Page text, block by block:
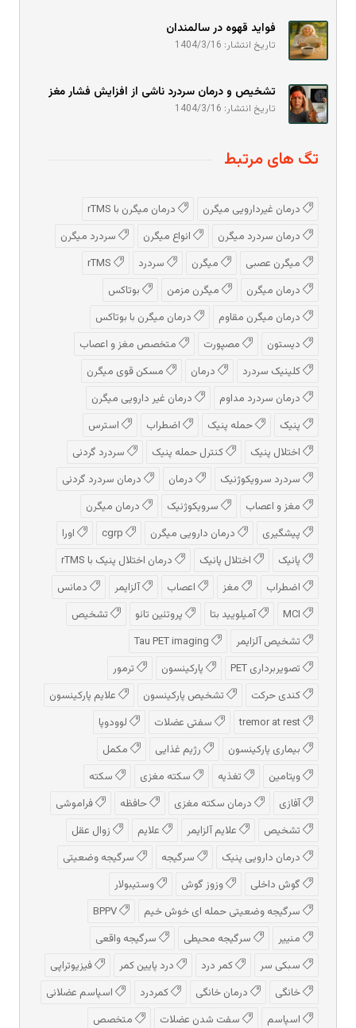
فواید قهوه در سالمندان
تاریخ انتشار: 1404/3/16
تشخیص و درمان سردرد ناشی از افزایش فشار مغز
تاریخ انتشار: 1404/3/16
تگ های مرتبط
درمان غیردارویی میگرن
درمان میگرن با rTMS
درمان سردرد میگرن
انواع میگرن
سردرد میگرن
میگرن عصبی
میگرن سردرد
درمان میگرن
میگرن مزمن
بوتاکس
درمان میگرن مقاوم
درمان میگرن با بوتاکس
دیستون
مصپورت
متخصص مغز و اعصاب
کلینیک سردرد
درمان
مسکن قوی میگرن
درمان سردرد مداوم
درمان غیر دارویی میگرن
پنیک
حمله پنیک اضطراب
استرس
اختلال پنیک
کنترل حمله پنیک
سردرد گردنی
سردرد سرویکوژنیک
درمان
درمان سردرد گردنی
مغز و اعصاب
سرویکوژنیک
درمان میگرن
پیشگیری
درمان دارویی میگرن
اورا
پانیک
اختلال پانیک
درمان اختلال پنیک با rTMS
اضطراب
مغز اعصاب آلزایمر
دمانس
آمیلویید بتا پروتئین تائو
تشخیص
تشخیص آلزایمر
تصویربرداری PET
پارکینسون
ترمور
کندی حرکت
تشخیص پارکینسون
علایم پارکینسون
سفتی عضلات
لوودوپا
بیماری پارکینسون
رژیم غذایی
مکمل
ویتامین
تغذیه سکته مغزی
سکته
آفازی
درمان سکته مغزی حافظه
فراموشی
تشخیص
علایم آلزایمر علایم
زوال عقل
درمان دارویی پنیک
سرگیجه
سرگیجه وضعیتی
گوش داخلی
وزوز گوش
وستیبولار
سرگیجه وضعیتی حمله ای خوش خیم
منییر
سرگیجه محیطی
سرگیجه واقعی
سبکی سر
کمر درد درد پایین کمر
فیزیوتراپی
خانگی
درمان خانگی کمردرد
اسپاسم عضلانی
اسپاسم
سفت شدن عضلات متخصص